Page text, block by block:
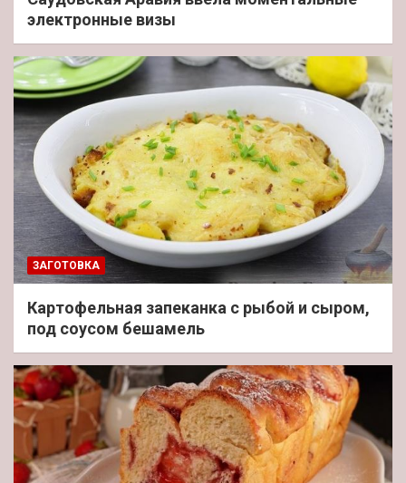
электронные визы
ЗАГОТОВКА
Картофельная запеканка с рыбой и сыром,
под соусом бешамель